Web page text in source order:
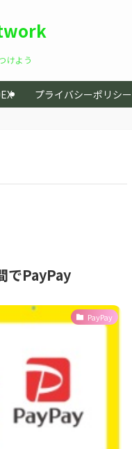
けよう
プライバシーポリシー
でPayPay
PayPay